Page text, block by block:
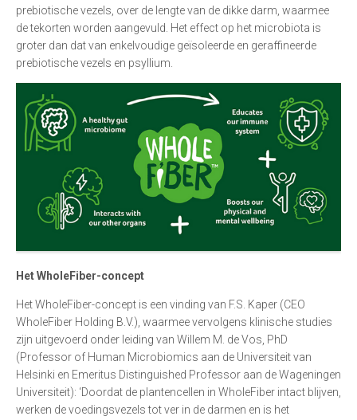
prebiotische vezels, over de lengte van de dikke darm, waarmee
de tekorten worden aangevuld. Het effect op het microbiota is
groter dan dat van enkelvoudige geïsoleerde en geraffineerde
prebiotische vezels en psyllium.
Het WholeFiber-concept
Het WholeFiber-concept is een vinding van F.S. Kaper (CEO
WholeFiber Holding B.V.), waarmee vervolgens klinische studies
zijn uitgevoerd onder leiding van Willem M. de Vos, PhD
(Professor of Human Microbiomics aan de Universiteit van
Helsinki en Emeritus Distinguished Professor aan de Wageningen
Universiteit): ‘Doordat de plantencellen in WholeFiber intact blijven,
werken de voedingsvezels tot ver in de darmen en is het